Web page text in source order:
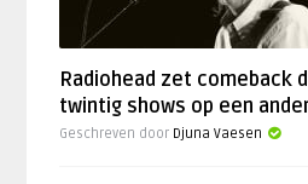
Radiohead zet comeback
twintig shows op een
Geschreven door Djuna Vaesen